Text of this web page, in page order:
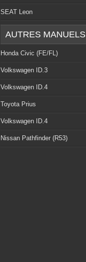
SEAT Leon
AUTRES MANUELS
Honda Civic (FE/FL)
Volkswagen ID.3
Volkswagen ID.4
Toyota Prius
Volkswagen ID.4
Nissan Pathfinder (R53)